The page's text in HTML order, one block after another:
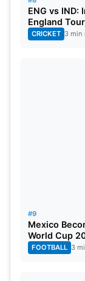
ENG vs IND:
England
CRICKET 3 min
#9
Mexico
World Cup
FOOTBALL 3